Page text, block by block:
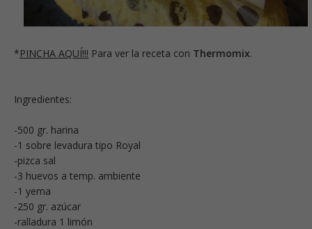
*PINCHA AQUÍ!!! Para ver la receta con Thermomix.
Ingredientes:
-500 gr. harina
-1 sobre levadura tipo Royal
-pizca sal
-3 huevos a temp. ambiente
-1 yema
-250 gr. azúcar
-ralladura 1 limón